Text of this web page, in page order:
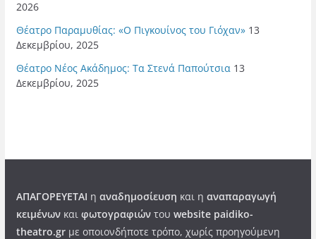
2026
Θέατρο Παραμυθίας: «Ο Πιγκουίνος του Γιόχαν» 13
Δεκεμβρίου, 2025
Θέατρο Νέος Ακάδημος: Τα Στενά Παπούτσια 13
Δεκεμβρίου, 2025
ΑΠΑΓΟΡΕΥΕΤΑΙ η αναδημοσίευση και η αναπαραγωγή
κειμένωνκαι φωτογραφιώντου website paidiko-
theatro.grμε οποιονδήποτε τρόπο, χωρίς προηγούμενη